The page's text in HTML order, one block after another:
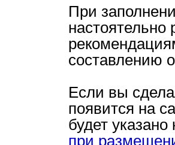
При
составлению
Если вы
появится на
будет
при